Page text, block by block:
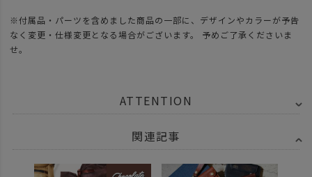
※付属品・パーツを含めました商品の一部に、デザインやカラーが予告
なく変更・仕様変更となる場合がございます。 予めご了承くださいま
せ。
ATTENTION
関連記事